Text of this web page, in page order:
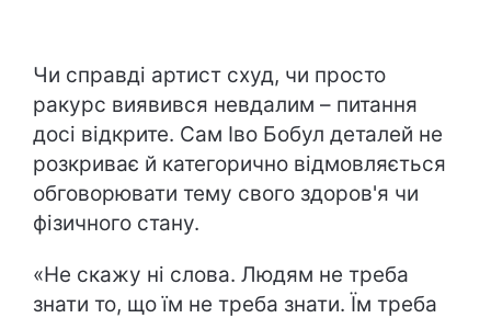
Чи справді артист схуд, чи просто
ракурс виявився невдалим – питання
досі відкрите. Сам Іво Бобул деталей не
розкриває й категорично відмовляється
обговорювати тему свого здоров'я чи
фізичного стану.
«Не скажу ні слова. Людям не треба
знати то, що їм не треба знати. Їм треба